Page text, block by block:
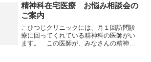
ても、療養生活が希望や喜...
精神科在宅医療 お悩み相談会の
ご案内
こひつじクリニックには、月１回訪問診
療に回ってくれている精神科の医師がい
ます。 この医師が、みなさんの精神科